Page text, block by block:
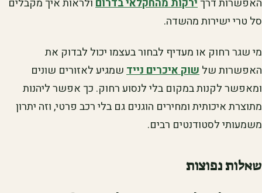
האפשרות דרךירקות מהחקלאי בדרוםולראות איך מקבלים
סל טרי ישירות מהשדה.
מי שגר רחוק או מעדיף לבחור בעצמו יכול לבדוק את
האפשרות שלשוק איכרים ניידשמגיע לאזורים שונים
ומאפשר לקנות במקום בלי לנסוע רחוק. כך אפשר ליהנות
מתוצרת איכותית ומחירים הוגנים גם בלי רכב פרטי, וזה יתרון
משמעותי לסטודנטים רבים.
שאלות נפוצות